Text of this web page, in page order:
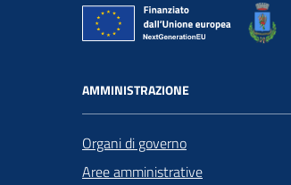
AMMINISTRAZIONE
Organi di governo
Aree amministrative